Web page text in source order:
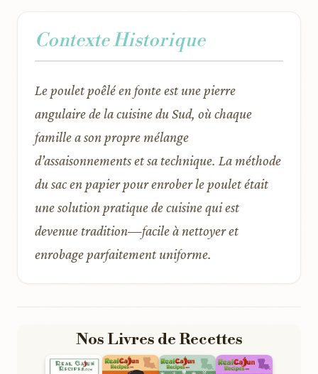
Contexte Historique
Le poulet poêlé en fonte est une pierre
angulaire de la cuisine du Sud, où chaque
famille a son propre mélange
d’assaisonnements et sa technique. La méthode
du sac en papier pour enrober le poulet était
une solution pratique de cuisine qui est
devenue tradition—facile à nettoyer et
enrobage parfaitement uniforme.
Nos Livres de Recettes